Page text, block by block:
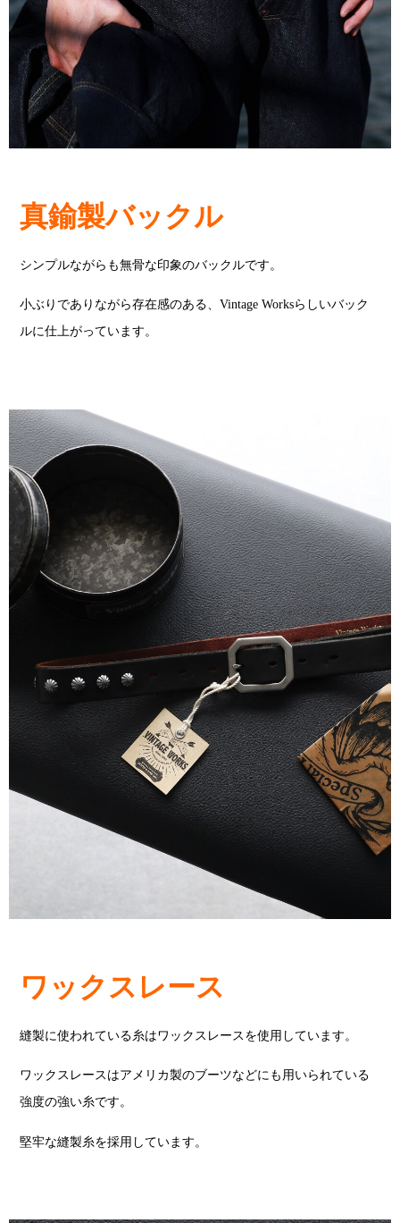
真鍮製バックル
シンプルながらも無骨な印象のバックルです。
小ぶりでありながら存在感のある、Vintage Worksらしいバック
ルに仕上がっています。
ワックスレース
縫製に使われている糸はワックスレースを使用しています。
ワックスレースはアメリカ製のブーツなどにも用いられている
強度の強い糸です。
堅牢な縫製糸を採用しています。